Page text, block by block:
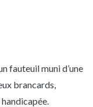
fauteuil muni d’une
brancards,